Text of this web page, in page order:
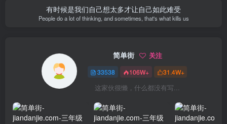
有时候是我们自己想太多才让自己如此难受
People do a lot of thinking, and sometimes, that's what kills us
简单街 关注
33538 106W+ 31.4W+
这家伙很懒，什么都没有写...